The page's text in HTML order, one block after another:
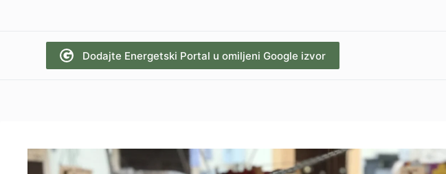
Dodajte Energetski Portal u omiljeni Google izvor